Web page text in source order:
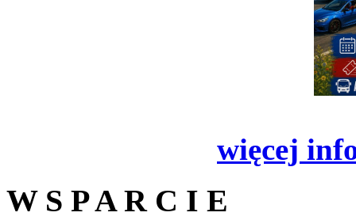
więcej
W S P A R C I E